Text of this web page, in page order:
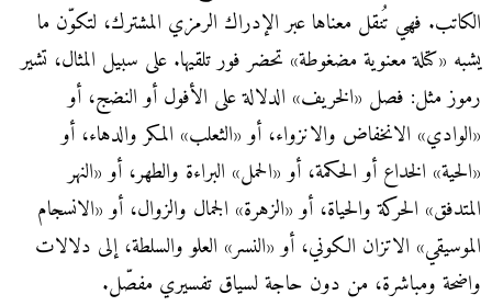
الكاتب. فهي تُنقل معناها عبر الإدراك الرمزي المشترك، لتكوّن ما
يشبه «كتلة معنوية مضغوطة» تحضر فور تلقيها. على سبيل المثال، تشير
رموز مثل: فصل «الخريف» الدلالة على الأفول أو النضج، أو
«الوادي» الانخفاض والانزواء، أو «الثعلب» المكر والدهاء، أو
«الحية» الخداع أو الحكمة، أو «الحمل» البراءة والطهر، أو «النهر
المتدفق» الحركة والحياة، أو «الزهرة» الجمال والزوال، أو «الانسجام
الموسيقي» الاتزان الكوني، أو «النسر» العلو والسلطة، إلى دلالات
واضحة ومباشرة، من دون حاجة لسياق تفسيري مفصّل.